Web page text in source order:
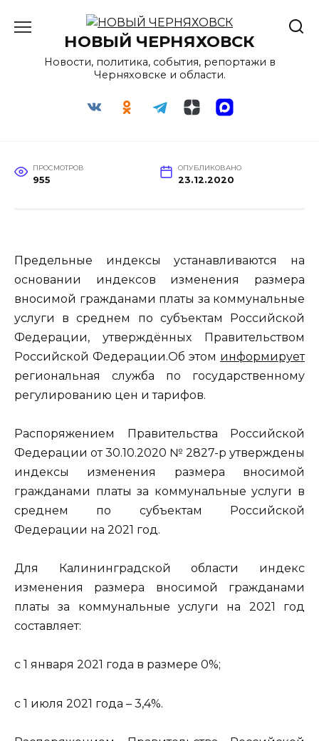
содержаниюНОВЫЙ ЧЕРНЯХОВСК
Новости, политика, события, репортажи в
Черняховске и области.
ПРОСМОТРОВ
955
ОПУБЛИКОВАНО
23.12.2020
Предельные индексы устанавливаются на
основании индексов изменения размера
вносимой гражданами платы за коммунальные
услуги в среднем по субъектам Российской
Федерации, утверждённых Правительством
Российской Федерации.Об этом информирует
региональная служба по государственному
регулированию цен и тарифов.
Распоряжением Правительства Российской
Федерации от 30.10.2020 № 2827-р утверждены
индексы изменения размера вносимой
гражданами платы за коммунальные услуги в
среднем по субъектам Российской
Федерации на 2021 год.
Для Калининградской области индекс
изменения размера вносимой гражданами
платы за коммунальные услуги на 2021 год
составляет:
с 1 января 2021 года в размере 0%;
с 1 июля 2021 года – 3,4%.